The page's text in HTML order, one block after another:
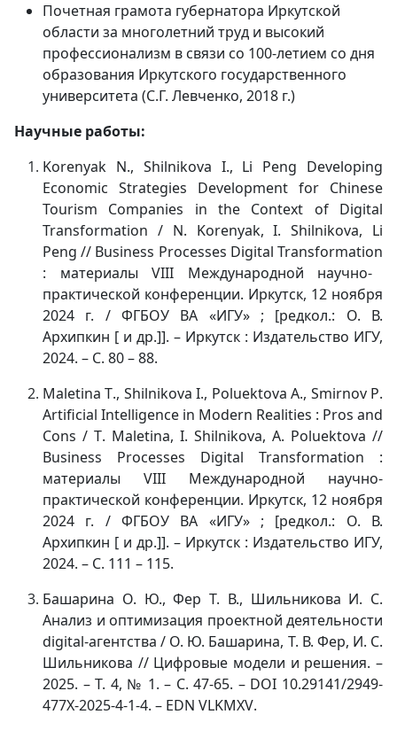
Почетная грамота губернатора Иркутской
области за многолетний труд и высокий
профессионализм в связи со 100-летием со дня
образования Иркутского государственного
университета (С.Г. Левченко, 2018 г.)
Научные работы:
Korenyak N., Shilnikova I., Li Peng Developing
Economic Strategies Development for Chinese
Tourism
Companies in the Context of
Digital
Transformation / N. Korenyak,I.Shilnikova, Li
Peng // Business Processes Digital Transformation
: материалыVIII Международной научно-
практической конференции. Иркутск, 12 ноября
2024 г. / ФГБОУ ВА «ИГУ» ; [редкол.: О. В.
Архипкин [ и др.]]. – Иркутск : Издательство ИГУ,
2024. – С. 80 – 88.
Maletina T., Shilnikova I., Poluektova A., Smirnov P.
Artificial Intelligence in Modern Realities : Pros and
Cons / T. Maletina, I. Shilnikova, A. Poluektova //
Business
Processes Digital Transformation :
материалы VIII Международной научно-
практической конференции. Иркутск, 12 ноября
2024 г. / ФГБОУ ВА «ИГУ» ; [редкол.: О. В.
Архипкин [ и др.]]. – Иркутск : Издательство ИГУ,
2024. – С. 111 – 115.
Башарина О. Ю., Фер Т. В., Шильникова И. С.
Анализ и оптимизация проектной деятельности
digital-агентства / О. Ю. Башарина, Т. В. Фер, И. С.
Шильникова // Цифровые модели и решения. –
2025. – Т. 4, № 1. – С. 47-65. – DOI 10.29141/2949-
477X-2025-4-1-4. – EDN VLKMXV.